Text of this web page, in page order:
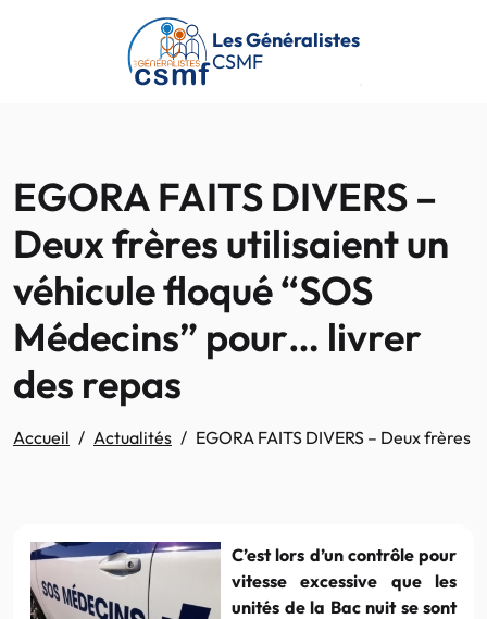
Passer au contenu principal
Les Généralistes
CSMF
EGORA FAITS DIVERS –
Deux frères utilisaient un
véhicule floqué “SOS
Médecins” pour… livrer
des repas
Accueil Actualités EGORA FAITS DIVERS – Deux
C’est lors d’un contrôle pour
vitesse excessive que les
unités de la Bac nuit se sont